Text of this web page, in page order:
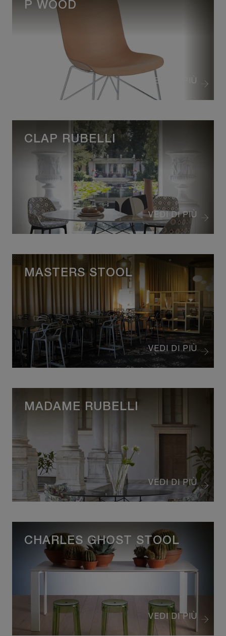
VEDI DI PIÙ
P WOOD
VEDI DI PIÙ
CLAP RUBELLI
VEDI DI PIÙ
MASTERS STOOL
VEDI DI PIÙ
MADAME RUBELLI
VEDI DI PIÙ
CHARLES GHOST STOOL